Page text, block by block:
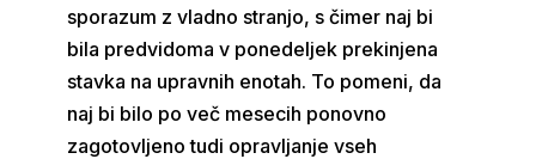
sporazum z vladno stranjo, s čimer naj bi
bila predvidoma v ponedeljek prekinjena
stavka na upravnih enotah. To pomeni, da
naj bi bilo po več mesecih ponovno
zagotovljeno tudi opravljanje vseh